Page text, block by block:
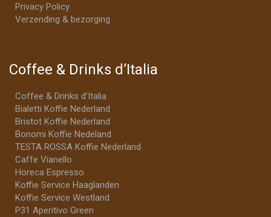
Privacy Policy
Verzending & bezorging
Coffee & Drinks d’Italia
Coffee & Drinks d’Italia
Bialetti Koffie Nederland
Bristot Koffie Nederland
Bonomi Koffie Nedeland
TESTA ROSSA Koffie Nederland
Caffe Vianello
Horeca Espresso
Koffie Service Haaglanden
Koffie Service Westland
P31 Aperitivo Green